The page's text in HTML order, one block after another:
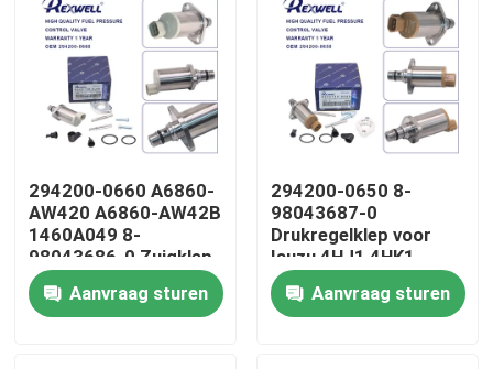
Huis
Producten
294200-0660 A6860-
AW420 A6860-AW42B
1460A049 8-
98043686-0 Zuigklep
voor Nissan Almera
Navara NP300 X-Trail
Primera Mitsubishi
Aanvraag sturen
294200-0650 8-
98043687-0
Drukregelklep voor
Isuzu 4HJ1 4HK1
6HK1
Aanvraag sturen